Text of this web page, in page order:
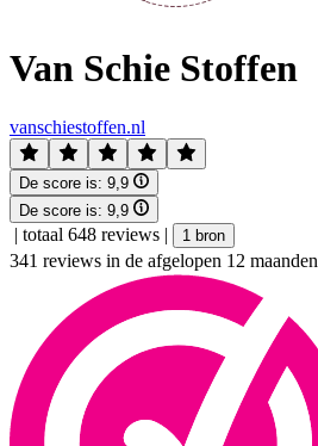
Van Schie Stoffen
vanschiestoffen.nl
De score is: 9,9
De score is: 9,9
| totaal 648 reviews | 1 bron
341 reviews in de afgelopen 12 maanden